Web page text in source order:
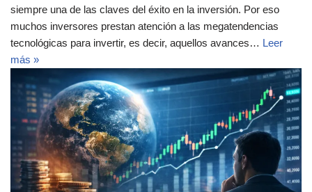
siempre una de las claves del éxito en la inversión. Por eso
muchos inversores prestan atención a las megatendencias
tecnológicas para invertir, es decir, aquellos avances… Leer
más »